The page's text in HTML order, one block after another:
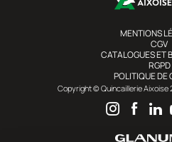
MENTIONS
CGV
CATALOGUES ET
RGPD
POLITIQUE DE
Copyright © Quincaillerie Aixoise